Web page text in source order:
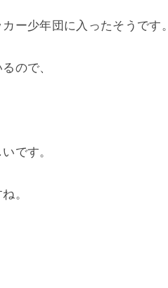
ー少年団に入ったそうです。
ので、
です。
。